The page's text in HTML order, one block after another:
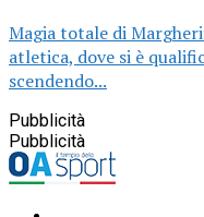
Magia totale di
atletica, dove si è
scendendo...
Pubblicità
Pubblicità